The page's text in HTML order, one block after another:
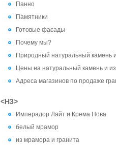
Панно
Памятники
Готовые фасады
Почему мы?
Природный натуральный камень
Цены на натуральный камень и
Адреса магазинов по продаже
<H3>
Имперадор Лайт и Крема Нова
белый мрамор
из мрамора и гранита